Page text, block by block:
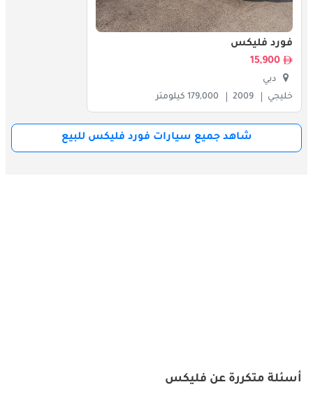
فورد فليكس
15,900
دبي
خليجي
2009 179,000 كيلومتر
شاهد جميع سيارات فورد فليكس للبيع
أسئلة متكررة عن فليكس